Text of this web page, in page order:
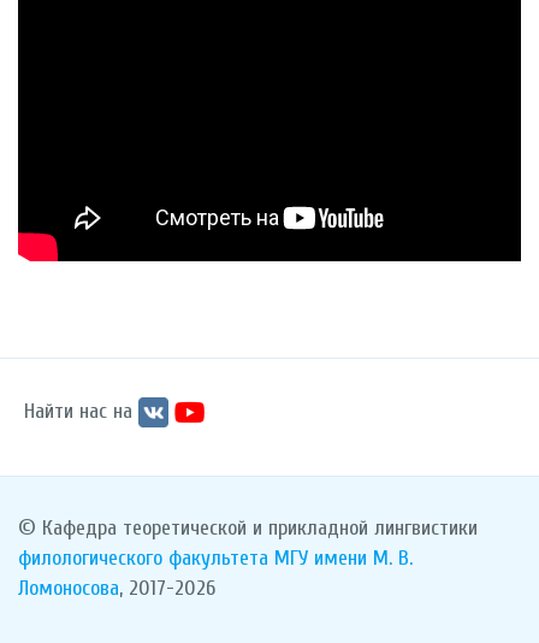
Найти нас на
© Кафедра теоретической и прикладной лингвистики
филологического факультета МГУ имени М. В.
Ломоносова, 2017-2026